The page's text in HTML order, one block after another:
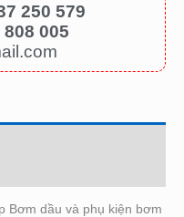
250 579
808 005
Bơm dầu và phụ kiện bơm